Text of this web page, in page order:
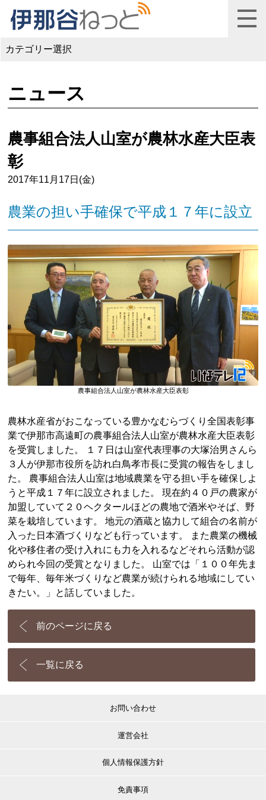
カテゴリー選択
ニュース
農事組合法人山室が農林水産大臣表
彰
2017年11月17日(金)
農業の担い手確保で平成１７年に設立
農事組合法人山室が農林水産大臣表彰
農林水産省がおこなっている豊かなむらづくり全国表彰事
業で伊那市高遠町の農事組合法人山室が農林水産大臣表彰
を受賞しました。 １７日は山室代表理事の大塚治男さんら
３人が伊那市役所を訪れ白鳥孝市長に受賞の報告をしまし
た。 農事組合法人山室は地域農業を守る担い手を確保しよ
うと平成１７年に設立されました。 現在約４０戸の農家が
加盟していて２０ヘクタールほどの農地で酒米やそば、野
菜を栽培しています。 地元の酒蔵と協力して組合の名前が
入った日本酒づくりなども行っています。 また農業の機械
化や移住者の受け入れにも力を入れるなどそれら活動が認
められ今回の受賞となりました。 山室では「１００年先ま
で毎年、毎年米づくりなど農業が続けられる地域にしてい
きたい。」と話していました。
前のページに戻る
一覧に戻る
お問い合わせ
運営会社
個人情報保護方針
免責事項